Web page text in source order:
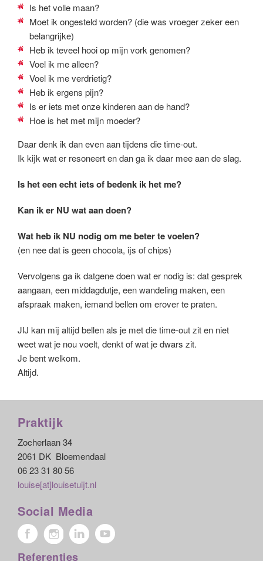
Is het volle maan?
Moet ik ongesteld worden? (die was vroeger zeker een
belangrijke)
Heb ik teveel hooi op mijn vork genomen?
Voel ik me alleen?
Voel ik me verdrietig?
Heb ik ergens pijn?
Is er iets met onze kinderen aan de hand?
Hoe is het met mijn moeder?
Daar denk ik dan even aan tijdens die time-out.
Ik kijk wat er resoneert en dan ga ik daar mee aan de slag.
Is het een echt iets of bedenk ik het me?
Kan ik er NU wat aan doen?
Wat heb ik NU nodig om me beter te voelen?
(en nee dat is geen chocola, ijs of chips)
Vervolgens ga ik datgene doen wat er nodig is: dat gesprek
aangaan, een middagdutje, een wandeling maken, een
afspraak maken, iemand bellen om erover te praten.
JIJ kan mij altijd bellen als je met die time-out zit en niet
weet wat je nou voelt, denkt of wat je dwars zit.
Je bent welkom.
Altijd.
Praktijk
Zocherlaan 34
2061 DK Bloemendaal
06 23 31 80 56
louise[at]louisetuijt.nl
Social Media
Referenties